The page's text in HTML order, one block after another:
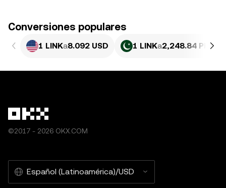
Conversiones populares
1 LINKa8.092 USD 1 LINKa2,248.84 PKR
©2017 - 2026 OKX.COM
Español (Latinoamérica)/USD